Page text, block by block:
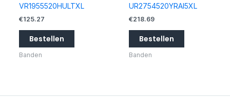
VR1955520HULTXL
€125.27
Bestellen
Banden
UR2754520YRAI5XL
€218.69
Bestellen
Banden